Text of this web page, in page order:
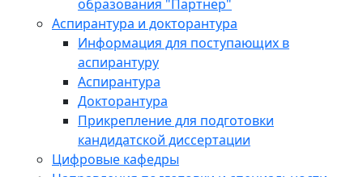
образования "Партнер"
Аспирантура и докторантура
Информация для поступающих в
аспирантуру
Аспирантура
Докторантура
Прикрепление для подготовки
кандидатской диссертации
Цифровые кафедры